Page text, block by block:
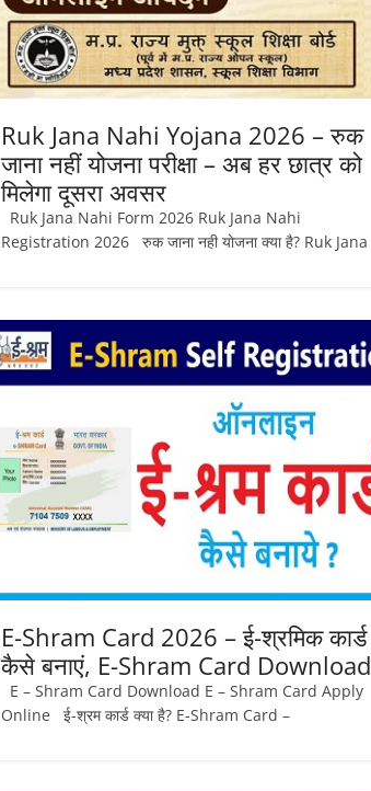
Ruk Jana Nahi Yojana 2026 – रुक
जाना नहीं योजना परीक्षा – अब हर छात्र को
मिलेगा दूसरा अवसर
Ruk Jana Nahi Form 2026 Ruk Jana Nahi
Registration 2026 रुक जाना नही योजना क्या है? Ruk Jana
E-Shram Card 2026 – ई-श्रमिक कार्ड
कैसे बनाएं, E-Shram Card Download
E – Shram Card Download E – Shram Card Apply
Online ई-श्रम कार्ड क्‍या है? E-Shram Card –